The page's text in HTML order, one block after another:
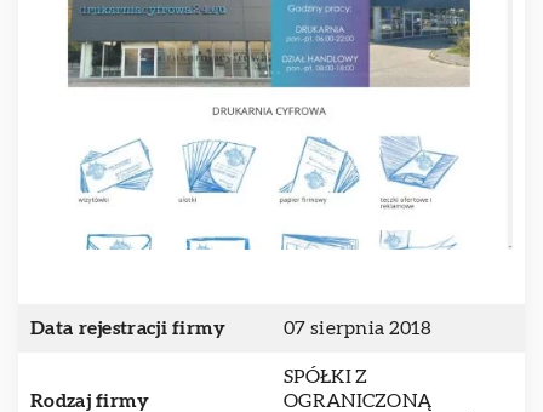
Data rejestracji firmy 07 sierpnia 2018
Rodzaj firmy
SPÓŁKI Z
OGRANICZONĄ